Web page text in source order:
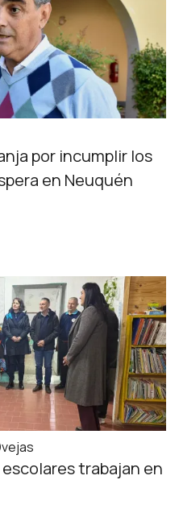
por incumplir los
en Neuquén
trabajan en